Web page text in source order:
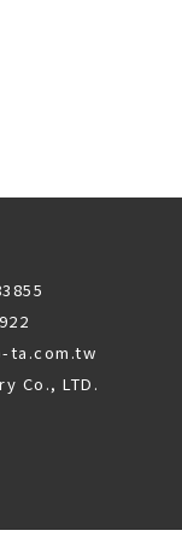
ta.com.tw
Co., LTD.